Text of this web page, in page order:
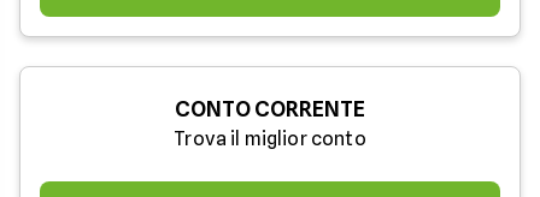
CONTO CORRENTE
Trova il miglior conto